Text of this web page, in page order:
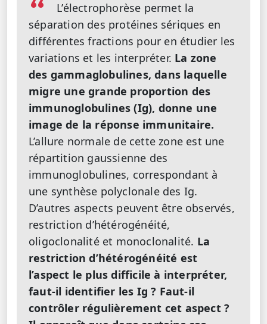
L’électrophorèse permet la
séparation des protéines sériques en
différentes fractions pour en étudier les
variations et les interpréter. La zone
des gammaglobulines, dans laquelle
migre une grande proportion des
immunoglobulines (Ig), donne une
image de la réponse immunitaire.
L’allure normale de cette zone est une
répartition gaussienne des
immunoglobulines, correspondant à
une synthèse polyclonale des Ig.
D’autres aspects peuvent être observés,
restriction d’hétérogénéité,
oligoclonalité et monoclonalité. La
restriction d’hétérogénéité est
l’aspect le plus difficile à interpréter,
faut-il identifier les Ig ? Faut-il
contrôler régulièrement cet aspect ?